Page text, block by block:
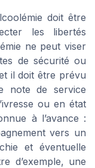
doit être
les libertés
ne peut viser
de sécurité ou
il doit être prévu
note de service
ou en état
à l’avance :
vers un
et éventuelle
d’exemple, une